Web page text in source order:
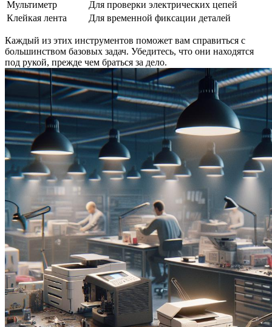
Мультиметр
Для проверки электрических цепей
Клейкая лента
Для временной фиксации деталей
Каждый из этих инструментов поможет вам справиться с
большинством базовых задач. Убедитесь, что они находятся
под рукой, прежде чем браться за дело.